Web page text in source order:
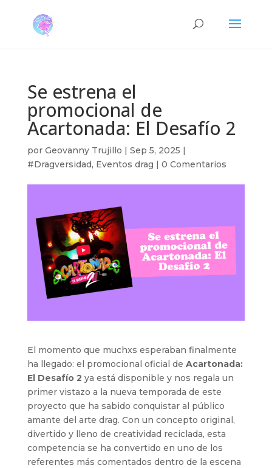
Se estrena el
promocional de
Acartonada: El Desafío 2
por Geovanny Trujillo | Sep 5, 2025 |
#Dragversidad, Eventos drag | 0 Comentarios
El momento que muchxs esperaban finalmente
ha llegado: el promocional oficial de Acartonada:
El Desafío 2 ya está disponible y nos regala un
primer vistazo a la nueva temporada de este
proyecto que ha sabido conquistar al público
amante del arte drag. Con un concepto original,
divertido y lleno de creatividad reciclada, esta
competencia se ha convertido en uno de los
referentes más comentados dentro de la escena